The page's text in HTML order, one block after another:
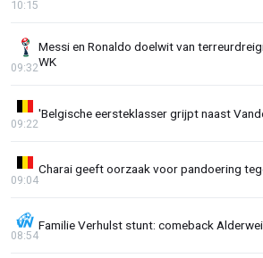
10:15
Messi en Ronaldo doelwit van
WK
09:32
'Belgische eersteklasser grijpt naast
09:22
Charai geeft oorzaak voor pandoering
09:04
Familie Verhulst stunt: comeback
08:54